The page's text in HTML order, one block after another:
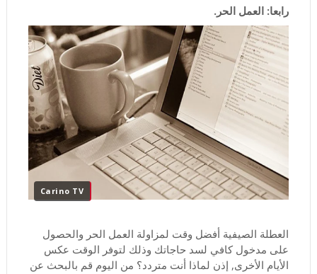
رابعا: العمل الحر.
Carino TV
العطلة الصيفية أفضل وقت لمزاولة العمل الحر والحصول
على مدخول كافي لسد حاجاتك وذلك لتوفر الوقت عكس
الأيام الأخرى, إذن لماذا أنت متردد؟ من اليوم قم بالبحث عن